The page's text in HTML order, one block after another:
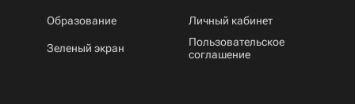
Образование Личный кабинет
Зеленый экран
Пользовательское
соглашение